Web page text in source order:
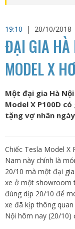
19:10
| 20/10/2018
ĐẠI GIA HÀ
MODEL X
Một đại gia Hà
Model X P100D
tặng vợ nhân
Chiếc Tesla Model X
Nam này chính là
20/10 mà một đại
xe ở một showroom
đúng dịp 20/10 để
xe đã kịp thông
Nội hôm nay (20/10)